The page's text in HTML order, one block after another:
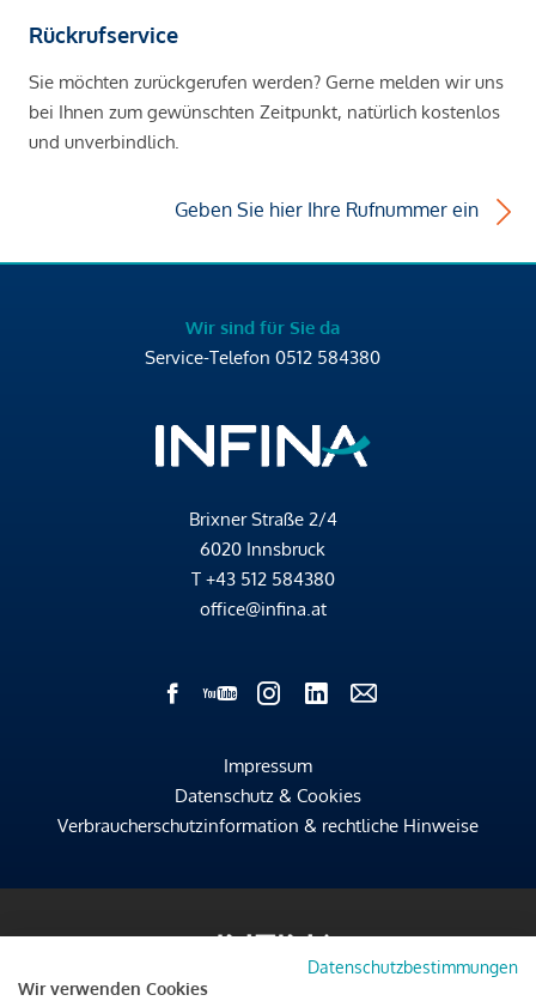
Rückrufservice
Sie möchten zurückgerufen werden? Gerne melden wir uns
bei Ihnen zum gewünschten Zeitpunkt, natürlich kostenlos
und unverbindlich.
Geben Sie hier Ihre Rufnummer ein
Wir sind für Sie da
Service-Telefon 0512 584380
Brixner Straße 2/4
6020 Innsbruck
T +43 512 584380
office@infina.at
Impressum
Datenschutz & Cookies
Verbraucherschutzinformation & rechtliche Hinweise
Datenschutzbestimmungen
Wir verwenden Cookies